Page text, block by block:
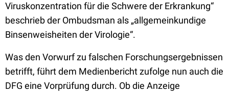
Viruskonzentration für die Schwere der Erkrankung“
beschrieb der Ombudsman als „allgemeinkundige
Binsenweisheiten der Virologie“.
Was den Vorwurf zu falschen Forschungsergebnissen
betrifft, führt dem Medienbericht zufolge nun auch die
DFG eine Vorprüfung durch. Ob die Anzeige